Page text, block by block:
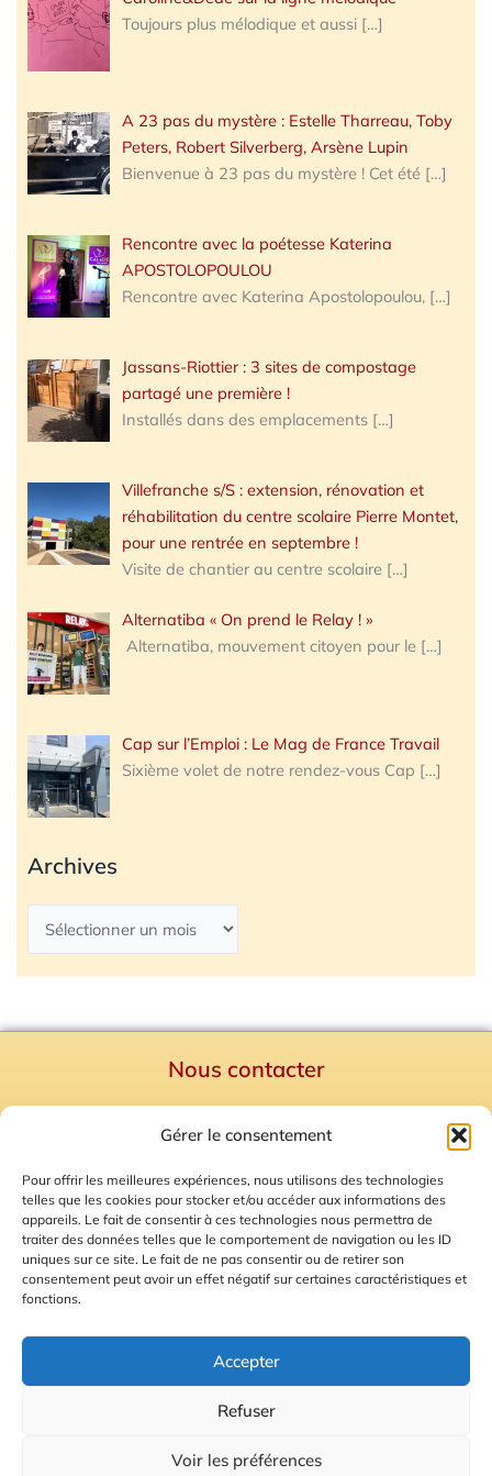
Gérer le consentement
Pour offrir les meilleures expériences, nous utilisons des technologies
telles que les cookies pour stocker et/ou accéder aux informations des
appareils. Le fait de consentir à ces technologies nous permettra de
traiter des données telles que le comportement de navigation ou les ID
uniques sur ce site. Le fait de ne pas consentir ou de retirer son
consentement peut avoir un effet négatif sur certaines caractéristiques et
fonctions.
Accepter
Refuser
Voir les préférences
Toujours plus mélodique et aussi […]
A 23 pas du mystère : Estelle Tharreau, Toby
Peters, Robert Silverberg, Arsène Lupin
Bienvenue à 23 pas du mystère ! Cet été […]
Rencontre avec la poétesse Katerina
APOSTOLOPOULOU
Rencontre avec Katerina Apostolopoulou, […]
Jassans-Riottier : 3 sites de compostage
partagé une première !
Installés dans des emplacements […]
Villefranche s/S : extension, rénovation et
réhabilitation du centre scolaire Pierre Montet,
pour une rentrée en septembre !
Visite de chantier au centre scolaire […]
Alternatiba « On prend le Relay ! »
Alternatiba, mouvement citoyen pour le […]
Cap sur l’Emploi : Le Mag de France Travail
Sixième volet de notre rendez-vous Cap […]
Archives
Nous contacter
Mentions Légales
Plan du site
Gestion des Cookies
© 2026 Radio Calade